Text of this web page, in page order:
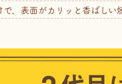
、表面がカリッと香ばしい